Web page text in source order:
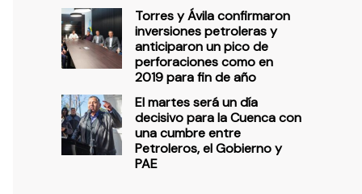
Torres y Ávila confirmaron
inversiones petroleras y
anticiparon un pico de
perforaciones como en
2019 para fin de año
El martes será un día
decisivo para la Cuenca con
una cumbre entre
Petroleros, el Gobierno y
PAE